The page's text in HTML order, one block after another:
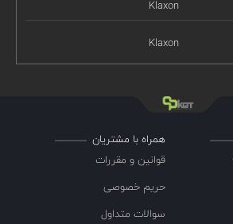
Klaxon
Klaxon
همراه با مشتریان
قوانین و مقررات
حریم خصوصی
سوالات متداول